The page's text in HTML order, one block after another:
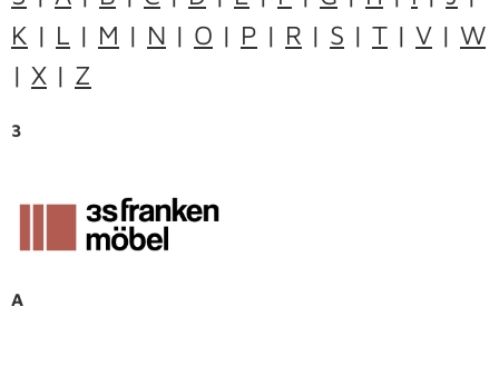
K | L | M | N | O | P | R | S | T | V | W
| X | Z
3
A